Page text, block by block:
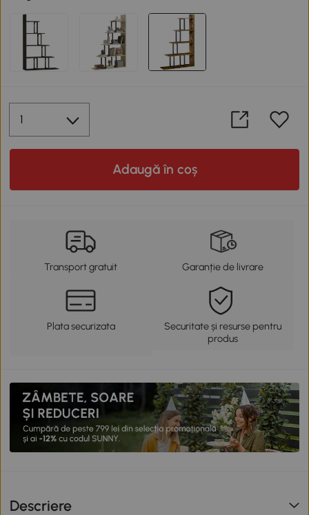
Adaugă în coș
Transport gratuit Garanție de livrare
Plata securizata
Securitate și resurse pentru
produs
Descriere